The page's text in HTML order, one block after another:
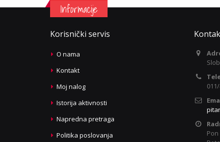
Informacije
Korisnički servis
O nama
Kontakt
Moj nalog
Istorija aktivnosti
Napredna pretraga
Politika poslovanja
Pon